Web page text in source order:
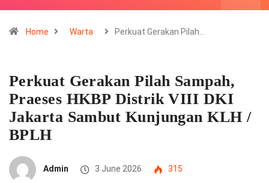
Home Warta Perkuat Gerakan Pilah…
Perkuat Gerakan Pilah Sampah,
Praeses HKBP Distrik VIII DKI
Jakarta Sambut Kunjungan KLH /
BPLH
Admin 3 June 2026 315